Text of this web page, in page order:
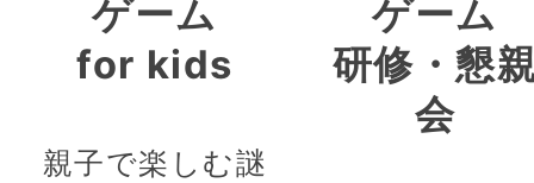
ゲーム
for kids
親子で楽しむ謎
ゲーム
研修・懇
会